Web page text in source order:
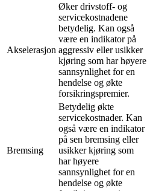
Akselerasjon
Øker drivstoff- og
servicekostnadene
betydelig. Kan også
være en indikator på
aggressiv eller usikker
kjøring som har høyere
sannsynlighet for en
hendelse og økte
forsikringspremier.
Bremsing
Betydelig økte
servicekostnader. Kan
også være en indikator
på sen bremsing eller
usikker kjøring som
har høyere
sannsynlighet for en
hendelse og økte